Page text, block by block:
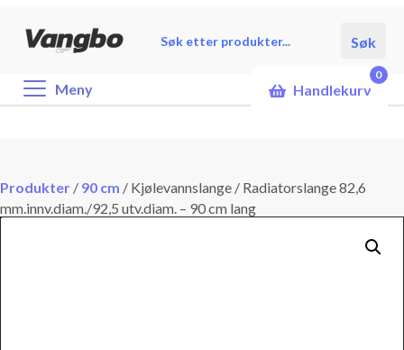
search
Søk
Meny Handlekurv
0
Produkter / 90 cm / Kjølevannslange / Radiatorslange 82,6
mm.innv.diam./92,5 utv.diam. – 90 cm lang